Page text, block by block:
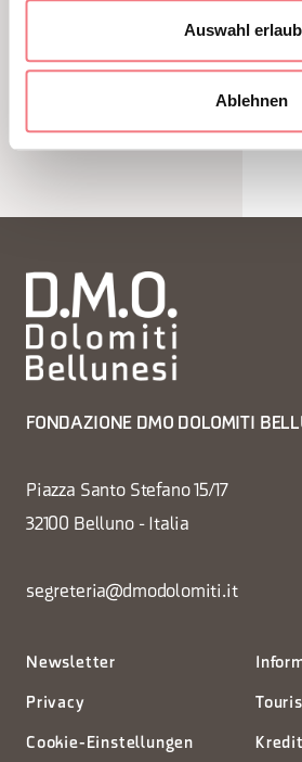
Auswahl
Ablehnen
FONDAZIONE DMO DOLOMITI
Piazza Santo Stefano 15/17
32100 Belluno - Italia
segreteria@dmodolomiti.it
Newsletter
Privacy
Cookie-Einstellungen